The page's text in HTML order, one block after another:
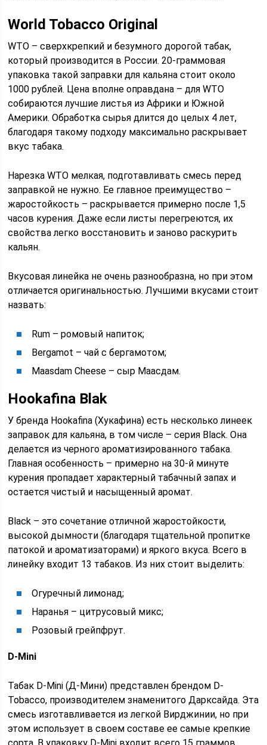
World Tobacco Original
WTO – сверхкрепкий и безумного дорогой табак,
который производится в России. 20-граммовая
упаковка такой заправки для кальяна стоит около
1000 рублей. Цена вполне оправдана – для WTO
собираются лучшие листья из Африки и Южной
Америки. Обработка сырья длится до целых 4 лет,
благодаря такому подходу максимально раскрывает
вкус табака.
Нарезка WTO мелкая, подготавливать смесь перед
заправкой не нужно. Ее главное преимущество –
жаростойкость – раскрывается примерно после 1,5
часов курения. Даже если листы перегреются, их
свойства легко восстановить и заново раскурить
кальян.
Вкусовая линейка не очень разнообразна, но при этом
отличается оригинальностью. Лучшими вкусами стоит
назвать:
Rum – ромовый напиток;
Bergamot – чай с бергамотом;
Maasdam Cheese – сыр Маасдам.
Hookafina Blak
У бренда Hookafina (Хукафина) есть несколько линеек
заправок для кальяна, в том числе – серия Black. Она
делается из черного ароматизированного табака.
Главная особенность – примерно на 30-й минуте
курения пропадает характерный табачный запах и
остается чистый и насыщенный аромат.
Black – это сочетание отличной жаростойкости,
высокой дымности (благодаря тщательной пропитке
патокой и ароматизаторами) и яркого вкуса. Всего в
линейку входит 13 табаков. Из них стоит выделить:
Огуречный лимонад;
Наранья – цитрусовый микс;
Розовый грейпфрут.
D-Mini
Табак D-Mini (Д-Мини) представлен брендом D-
Tobacco, производителем знаменитого Дарксайда. Эта
смесь изготавливается из легкой Вирджинии, но при
этом использует в своем составе ее самые крепкие